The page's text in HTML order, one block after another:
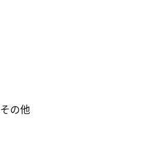
その他